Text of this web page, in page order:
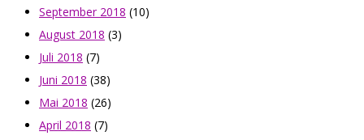
September 2018 (10)
August 2018 (3)
Juli 2018 (7)
Juni 2018 (38)
Mai 2018 (26)
April 2018 (7)